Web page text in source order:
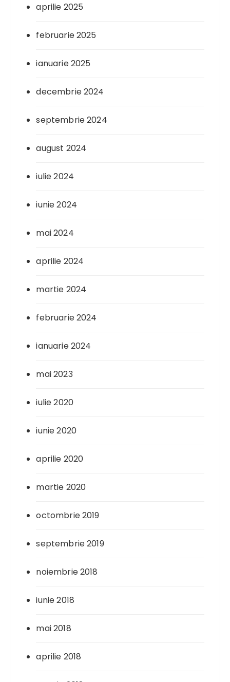
aprilie 2025
februarie 2025
ianuarie 2025
decembrie 2024
septembrie 2024
august 2024
iulie 2024
iunie 2024
mai 2024
aprilie 2024
martie 2024
februarie 2024
ianuarie 2024
mai 2023
iulie 2020
iunie 2020
aprilie 2020
martie 2020
octombrie 2019
septembrie 2019
noiembrie 2018
iunie 2018
mai 2018
aprilie 2018